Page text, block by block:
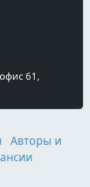
61,
Авторы и